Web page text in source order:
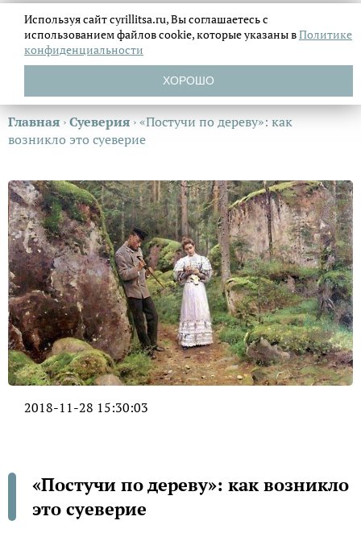
Главная ›Суеверия ›«Постучи по дереву»: как
возникло это суеверие
2018-11-28 15:30:03
«Постучи по дереву»: как возникло
это суеверие
Используя сайт cyrillitsa.ru, Вы соглашаетесь с
использованием файловcookie, которые указаны вПолитике
конфиденциальности
ХОРОШО